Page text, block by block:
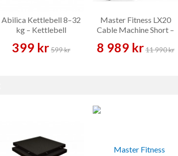
Abilica Kettlebell 8–32
kg – Kettlebell
399 kr599 kr
Master Fitness LX20
Cable Machine Short –
8 989 kr11 990 kr